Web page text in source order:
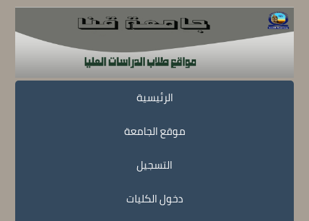
الرئيسية
موقع الجامعة
التسجيل
دخول الكليات